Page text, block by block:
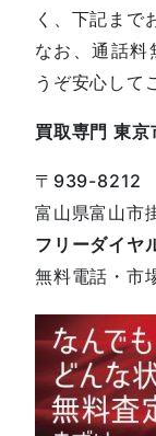
く、下記まで
なお、通話料
うぞ安心して
買取専門 東
〒939-8212
富山県富山市
フリーダイ
無料電話・市